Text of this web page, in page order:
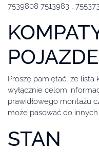
7539808 7513983 ,
Proszę pamiętać, że lista
wyłącznie celom
prawidłowego montażu
może pasować do
STAN